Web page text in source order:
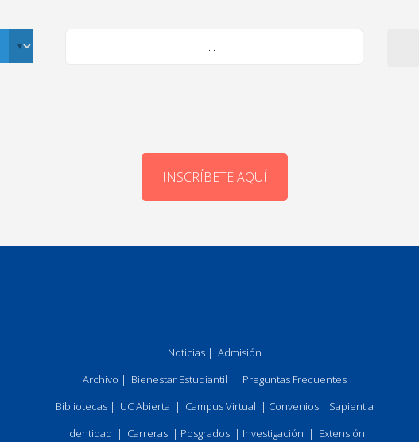
. . .
INSCRÍBETE AQUÍ
Noticias| Admisión
Archivo | Bienestar Estudiantil | Preguntas Frecuentes
Bibliotecas| UC Abierta | Campus Virtual | Convenios| Sapientia
Identidad | Carreras| Posgrados| Investigación | Extensión